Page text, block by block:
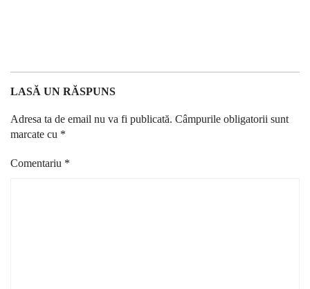
LASĂ UN RĂSPUNS
Adresa ta de email nu va fi publicată. Câmpurile obligatorii sunt
marcate cu *
Comentariu *